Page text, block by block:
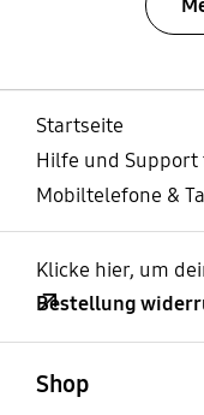
Startseite
Hilfe und
Mobiltelefone &
Klicke hier, um
Bestellung
Shop